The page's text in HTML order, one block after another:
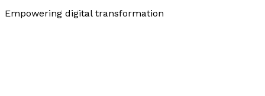
Empowering digital transformation